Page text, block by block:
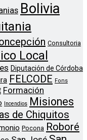
Bolivia
Consultoria
Local
Diputación de Córdoba
FELCODE Fons
Formación
Incendios
Misiones
de Chiquitos
Pocona Roboré